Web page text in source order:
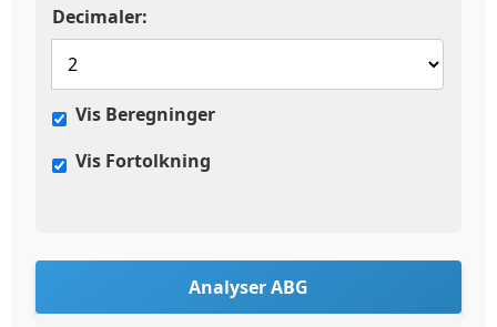
Decimaler:
Vis Beregninger
Vis Fortolkning
Analyser ABG